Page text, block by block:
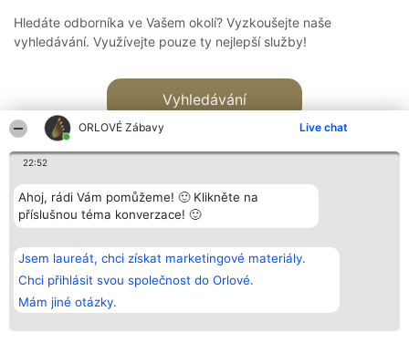
ORLOVÉ Zábavy Live chat
22:52
Ahoj, rádi Vám pomůžeme! 🙂 Klikněte na
příslušnou téma konverzace! 🙂
Jsem laureát, chci získat marketingové materiály.
Chci přihlásit svou společnost do Orlové.
Mám jiné otázky.
Hledáte odborníka ve Vašem okolí? Vyzkoušejte naše
vyhledávání. Využívejte pouze ty nejlepší služby!
Vyhledávání
Bright Side Solutions sp. z o.
o. sp. k.
ul. Ruska 22
Wrocław 50-079
KRS 0000749100 | Regon
381313360 | NIP 8943132676
Vítězové
Seznam všech
laureátů
Zásady
Zásady
Kontakt